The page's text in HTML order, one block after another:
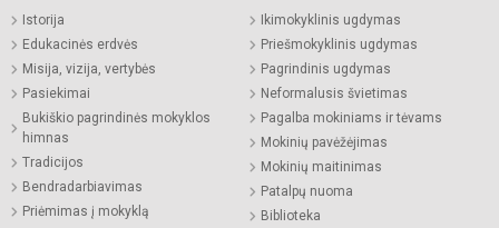
Istorija
Edukacinės erdvės
Misija, vizija, vertybės
Pasiekimai
Bukiškio pagrindinės mokyklos
himnas
Tradicijos
Bendradarbiavimas
Priėmimas į mokyklą
Ikimokyklinis ugdymas
Priešmokyklinis ugdymas
Pagrindinis ugdymas
Neformalusis švietimas
Pagalba mokiniams ir tėvams
Mokinių pavėžėjimas
Mokinių maitinimas
Patalpų nuoma
Biblioteka